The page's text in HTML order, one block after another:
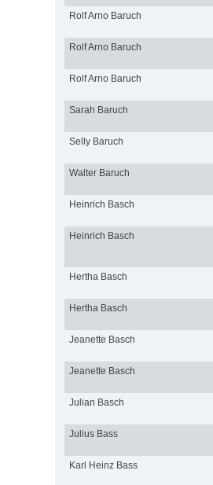
Rolf Arno Baruch
Rolf Arno Baruch
Rolf Arno Baruch
Sarah Baruch
Selly Baruch
Walter Baruch
Heinrich Basch
Heinrich Basch
Hertha Basch
Hertha Basch
Jeanette Basch
Jeanette Basch
Julian Basch
Julius Bass
Karl Heinz Bass